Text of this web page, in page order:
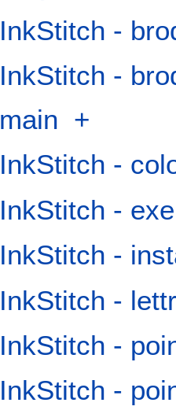
InkStitch -
InkStitch -
main +
InkStitch -
InkStitch -
InkStitch -
InkStitch -
InkStitch -
InkStitch -